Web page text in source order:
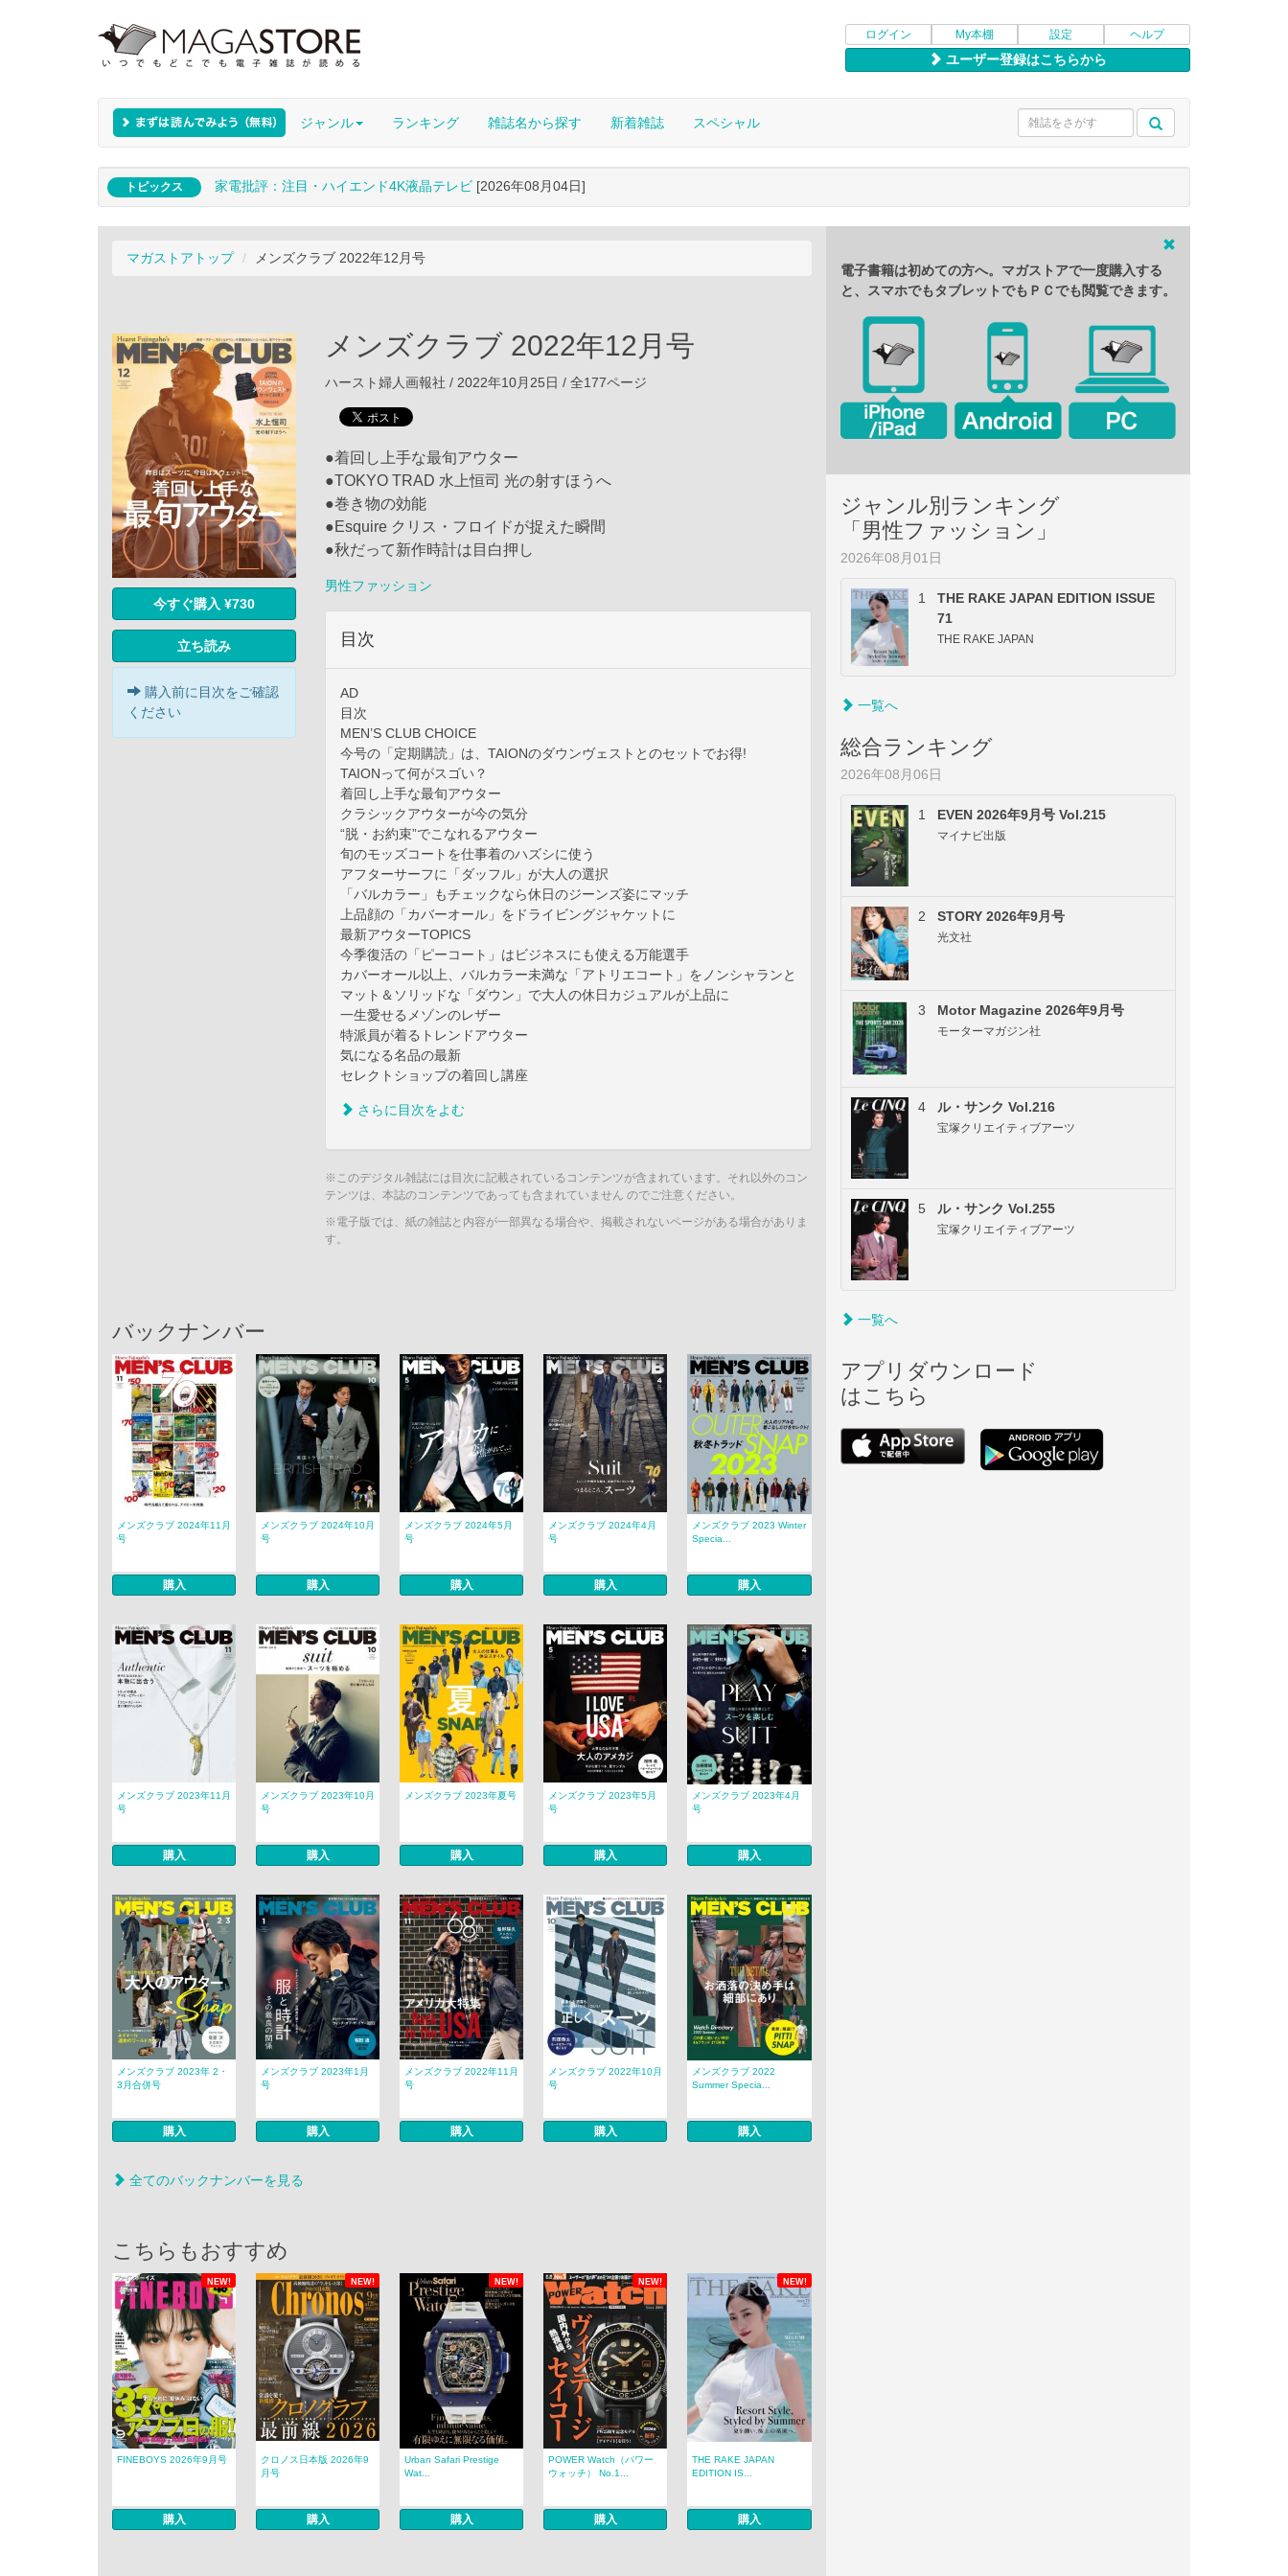
ログイン My本棚 設定 ヘルプ
ユーザー登録はこちらから
ジャンル ランキング 雑誌名から探す 新着雑誌 スペシャル
トピックス 家電批評：注目・ハイエンド4K液晶テレビ [2026年08月04日]
マガストアトップ メンズクラブ 2022年12月号
今すぐ購入 ¥730
立ち読み
購入前に目次をご確認
ください
メンズクラブ 2022年12月号
ハースト婦人画報社 / 2022年10月25日 / 全177ページ
●着回し上手な最旬アウター
●TOKYO TRAD 水上恒司 光の射すほうへ
●巻き物の効能
●Esquire クリス・フロイドが捉えた瞬間
●秋だって新作時計は目白押し
男性ファッション
目次
AD
目次
MEN’S CLUB CHOICE
今号の「定期購読」は、TAIONのダウンヴェストとのセットでお得!
TAIONって何がスゴい？
着回し上手な最旬アウター
クラシックアウターが今の気分
“脱・お約束”でこなれるアウター
旬のモッズコートを仕事着のハズシに使う
アフターサーフに「ダッフル」が大人の選択
「バルカラー」もチェックなら休日のジーンズ姿にマッチ
上品顔の「カバーオール」をドライビングジャケットに
最新アウターTOPICS
今季復活の「ピーコート」はビジネスにも使える万能選手
カバーオール以上、バルカラー未満な「アトリエコート」をノンシャランと
マット＆ソリッドな「ダウン」で大人の休日カジュアルが上品に
一生愛せるメゾンのレザー
特派員が着るトレンドアウター
気になる名品の最新
セレクトショップの着回し講座
さらに目次をよむ
※このデジタル雑誌には目次に記載されているコンテンツが含まれています。それ以外のコン
テンツは、本誌のコンテンツであっても含まれていません のでご注意ください。
※電子版では、紙の雑誌と内容が一部異なる場合や、掲載されないページがある場合がありま
す。
バックナンバー
メンズクラブ 2024年11月
号
購入
メンズクラブ 2024年10月
号
購入
メンズクラブ 2024年5月
号
購入
メンズクラブ 2024年4月
号
購入
メンズクラブ 2023 Winter
Specia...
購入
メンズクラブ 2023年11月
号
購入
メンズクラブ 2023年10月
号
購入
メンズクラブ 2023年夏号
購入
メンズクラブ 2023年5月
号
購入
メンズクラブ 2023年4月
号
購入
メンズクラブ 2023年 2・
3月合併号
購入
メンズクラブ 2023年1月
号
購入
メンズクラブ 2022年11月
号
購入
メンズクラブ 2022年10月
号
購入
メンズクラブ 2022
Summer Specia...
購入
全てのバックナンバーを見る
こちらもおすすめ
NEW! NEW! NEW! NEW! NEW!
FINEBOYS 2026年9月号
購入
クロノス日本版 2026年9
月号
購入
Urban Safari Prestige
Wat...
購入
POWER Watch（パワー
ウォッチ） No.1...
購入
THE RAKE JAPAN
EDITION IS...
購入
電子書籍は初めての方へ。マガストアで一度購入する
と、スマホでもタブレットでもＰＣでも閲覧できます。
ジャンル別ランキング
「男性ファッション」
2026年08月01日
1
THE RAKE JAPAN EDITION ISSUE
71
THE RAKE JAPAN
一覧へ
総合ランキング
2026年08月06日
1 EVEN 2026年9月号 Vol.215
マイナビ出版
2 STORY 2026年9月号
光文社
3 Motor Magazine 2026年9月号
モーターマガジン社
4 ル・サンク Vol.216
宝塚クリエイティブアーツ
5 ル・サンク Vol.255
宝塚クリエイティブアーツ
一覧へ
アプリダウンロード
はこちら